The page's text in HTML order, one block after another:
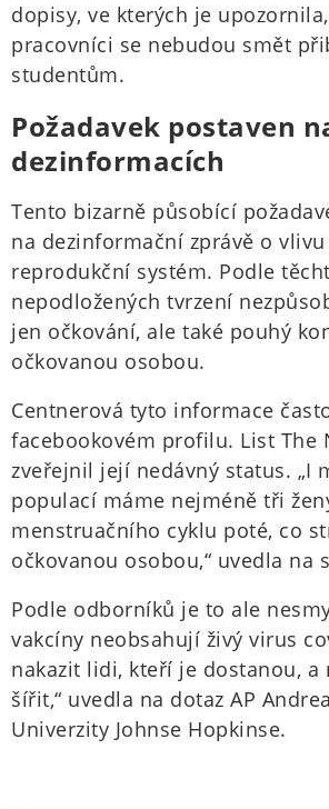
dopisy, ve kterých je
pracovníci se nebudou smět
studentům.
Požadavek postaven
dezinformacích
Tento bizarně působící
na dezinformační zprávě o
reprodukční systém. Podle
nepodložených tvrzení
jen očkování, ale také pouhý
očkovanou osobou.
Centnerová tyto informace
facebookovém profilu. List The
zveřejnil její nedávný status. „I
populací máme nejméně tři
menstruačního cyklu poté, co
očkovanou osobou,“ uvedla na
Podle odborníků je to ale
vakcíny neobsahují živý virus
nakazit lidi, kteří je dostanou, a
šířit,“ uvedla na dotaz AP
Univerzity Johnse Hopkinse.